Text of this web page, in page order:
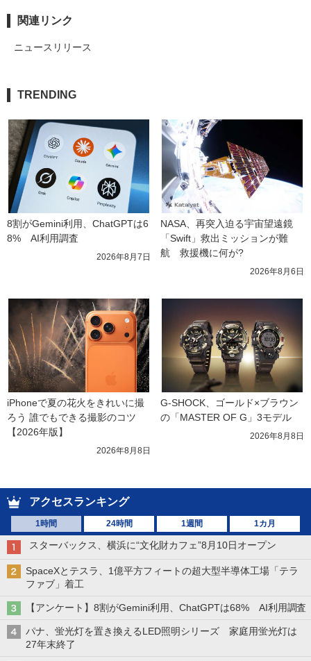
関連リンク
ニュースリリース
TRENDING
8割がGemini利用、ChatGPTは6
8%　AI利用調査
2026年8月7日
NASA、再突入迫る宇宙望遠鏡
「Swift」救出ミッションが難
航　救援機に何が?
2026年8月6日
iPhoneで夏の花火をきれいに撮
ろう 誰でもできる撮影のコツ
【2026年版】
2026年8月8日
G-SHOCK、ゴールド×ブラウン
の「MASTER OF G」3モデル
2026年8月8日
アクセスランキング
1時間 24時間 1週間 1カ月
スターバックス、横浜に“文化財カフェ”8月10日オープン
SpaceXとテスラ、1億平方フィートの超大型半導体工場「テラ
ファブ」着工
【アンケート】8割がGemini利用、ChatGPTは68% AI利用調査
パナ、蛍光灯を置き換えるLED照明シリーズ 家庭用蛍光灯は
27年末終了